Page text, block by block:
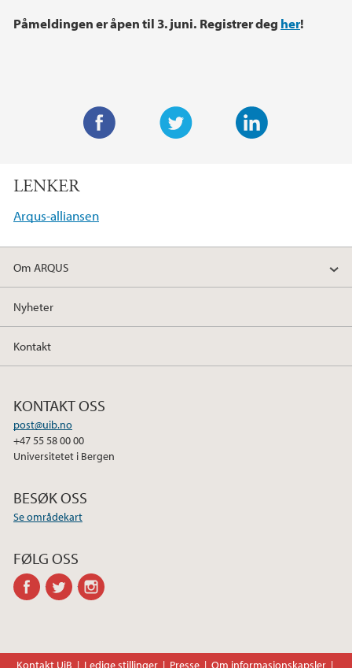
Påmeldingen er åpen til 3. juni. Registrer deg her!
e
d
n
o
k
LENKER
Arqus-alliansen
Om ARQUS
Nyheter
Kontakt
KONTAKT OSS
post@uib.no
+47 55 58 00 00
Universitetet i Bergen
BESØK OSS
Se områdekart
FØLG OSS
facebooktwitter
Kontakt UiB Ledige stillinger Presse Om informasjonskapsler